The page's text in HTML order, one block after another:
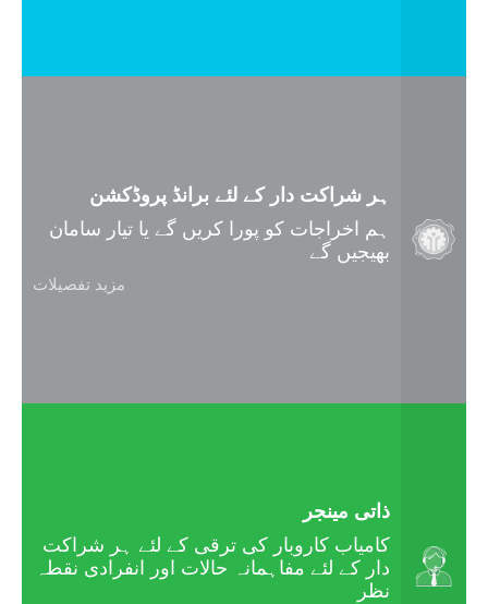
ہر شراکت دار کے لئے برانڈ پروڈکشن
ہم اخراجات کو پورا کریں گے یا تیار سامان
بھیجیں گے
مزید تفصیلات
ذاتی مینجر
کامیاب کاروبار کی ترقی کے لئے ہر شراکت
دار کے لئے مفاہمانہ حالات اور انفرادی نقطہ
نظر